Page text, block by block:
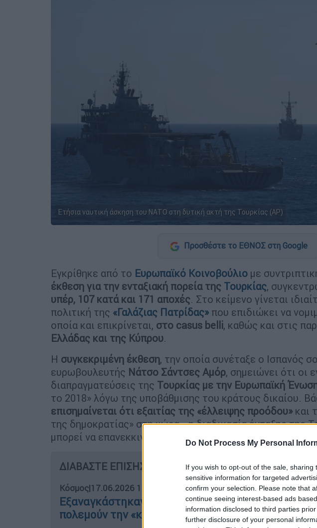
Do Not Process My Personal
If you wish to opt-out of the sale,
sensitive information for targeted
confirm your selection. Please note that
continue seeing interest-based ads
information disclosed to third parties
further disclosure of your personal
Eτήσια ναυτική άσκηση του ΝΑΤΟ στη δυτική ακτή της Τουρκίας (ΑP)
Προσθέστε το ΕΘΝΟΣ στη Google
Εγκρίθηκε από το Ευρωπαϊκό Κοινοβούλιο με
έκθεση για την ενταξιακή πορεία της Τουρκίας,
υπέρ, 107 κατά και 171 αποχές. Στο κείμενο γίνεται
πολιτική της «Γαλάζιας Πατρίδας»που επιδιώκει να
οποία και επικρίνεται, στο casus belli, καθώς και στις
Ελλάδας και της Κύπρου.
Η συγκεκριμένη έκθεση, την οποία συνέταξε ο Ισπανός
ευρωβουλευτής Νάτσο Σάντσες Αμόρ, σημειώνει ότι οι
διαπραγματεύσεις της Τουρκίας με την Ευρωπαϊκή
το 2018» λόγω της υποβάθμισης του κράτους δικαίου.
επισημαίνεται ότι εξαιτίας της «έλλειψης προόδου» και
της δημοκρατίας» στη χώρα, «η διαδικασία ένταξης της
μπορεί να επανεκκινήσει υπό τις παρούσες συνθήκες».
ΔΙΑΒΑΣΤΕ ΕΠΙΣΗΣ
Κόσμος|17.06.2026 16:59
Εξαναγκάστηκαν σε γάμο και κακοποιήθηκαν: Οι
πολεμούν την «κρυφή επιδημία» της Κίνας